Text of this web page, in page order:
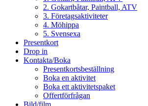
2. Gokartbåtar, Paintball, ATV
3. Företagsaktiviteter
4. Möhippa
5. Svensexa
Presentkort
Drop in
Kontakta/Boka
Presentkortsbeställning
Boka en aktivitet
Boka ett aktivitetspaket
Offertförfrågan
Bild/film